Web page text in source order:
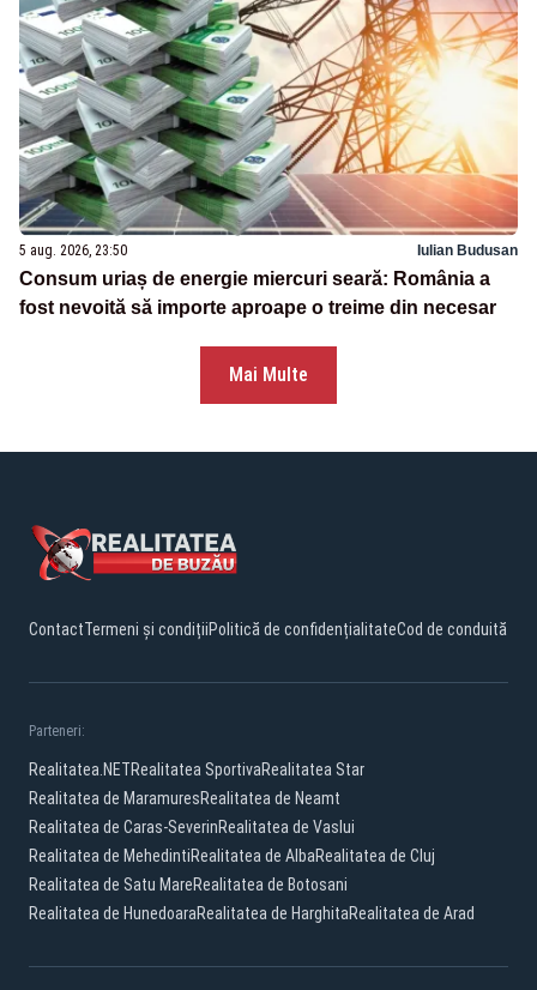
5 aug. 2026, 23:50 Iulian Budusan
Consum uriaș de energie miercuri seară: România a
fost nevoită să importe aproape o treime din necesar
Mai Multe
ContactTermeni și condițiiPolitică de confidențialitateCod de conduită
Parteneri:
Realitatea.NETRealitatea SportivaRealitatea Star
Realitatea de MaramuresRealitatea de Neamt
Realitatea de Caras-SeverinRealitatea de Vaslui
Realitatea de MehedintiRealitatea de AlbaRealitatea de Cluj
Realitatea de Satu MareRealitatea de Botosani
Realitatea de HunedoaraRealitatea de HarghitaRealitatea de Arad